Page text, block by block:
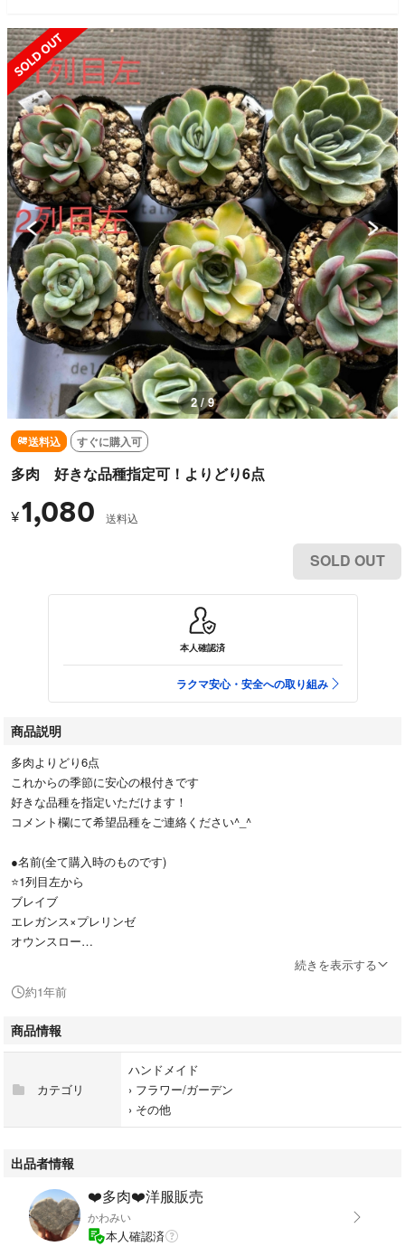
SOLD OUT
2 / 9
送料込 すぐに購入可
多肉 好きな品種指定可！よりどり6点
¥1,080 送料込
SOLD OUT
本人確認済
ラクマ安心・安全への取り組み
商品説明
多肉よりどり6点
これからの季節に安心の根付きです
好きな品種を指定いただけます！
コメント欄にて希望品種をご連絡ください^_^
●名前(全て購入時のものです)
⭐️1列目左から
ブレイブ
エレガンス×プレリンゼ
オウンスロー
⭐️2列目左から
レッドベルベット
花月夜
ブルードラゴン
ラウリンゼ
ララータ
ブレイブ
⭐️4列目左から
ピンクルルビー
続きを表示する
約1年前
商品情報
カテゴリ
ハンドメイド
› フラワー/ガーデン
› その他
出品者情報
❤️多肉❤️洋服販売
かわみい
本人確認済